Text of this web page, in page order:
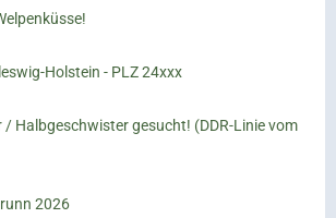
Holstein - PLZ 24xxx
Halbgeschwister gesucht! (DDR-Linie vom
2026